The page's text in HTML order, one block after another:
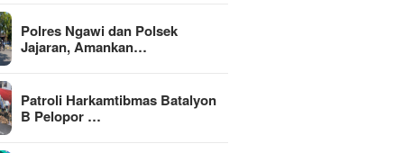
Polres Ngawi dan Polsek
Jajaran, Amankan…
Patroli Harkamtibmas Batalyon
B Pelopor …